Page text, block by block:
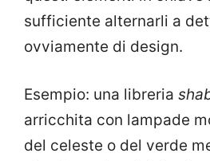
sufficiente alternarli a
ovviamente di design.
Esempio: una libreria
arricchita con lampade
del celeste o del verde